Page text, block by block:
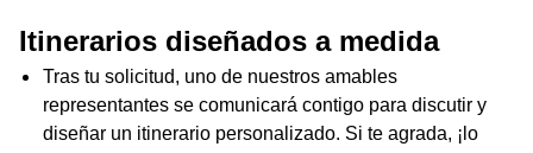
Itinerarios diseñados a medida
Tras tu solicitud, uno de nuestros amables
representantes se comunicará contigo para discutir y
diseñar un itinerario personalizado. Si te agrada, ¡lo